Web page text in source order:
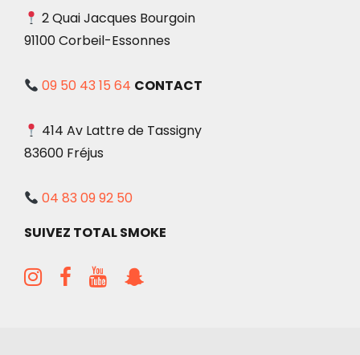
2 Quai Jacques Bourgoin
91100 Corbeil-Essonnes
09 50 43 15 64 CONTACT
414 Av Lattre de Tassigny
83600 Fréjus
04 83 09 92 50
SUIVEZ TOTAL SMOKE